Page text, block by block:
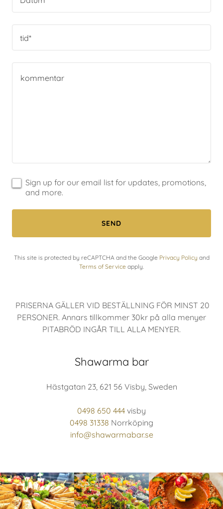
tid*
Sign up for our email list for updates, promotions,
and more.
SEND
This site is protected by reCAPTCHA and the Google Privacy Policy and
Terms of Service apply.
PRISERNA GÄLLER VID BESTÄLLNING FÖR MINST 20
PERSONER. Annars tillkommer 30kr på alla menyer
PITABRÖD INGÅR TILL ALLA MENYER.
Shawarma bar
Hästgatan 23, 621 56 Visby, Sweden
0498 650 444
0498 31338
info@shawarmabar.se